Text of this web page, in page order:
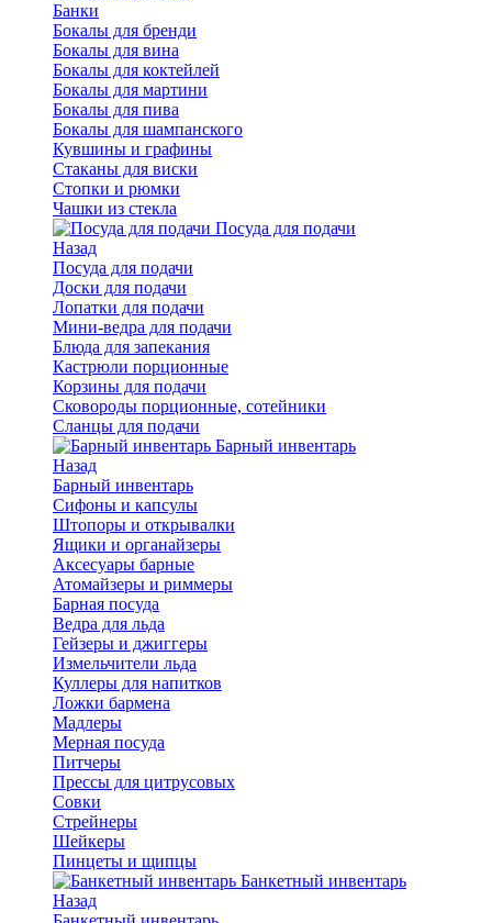
Банки
Бокалы для бренди
Бокалы для вина
Бокалы для коктейлей
Бокалы для мартини
Бокалы для пива
Бокалы для шампанского
Кувшины и графины
Стаканы для виски
Стопки и рюмки
Чашки из стекла
Посуда для подачи
Назад
Посуда для подачи
Доски для подачи
Лопатки для подачи
Мини-ведра для подачи
Блюда для запекания
Кастрюли порционные
Корзины для подачи
Сковороды порционные, сотейники
Сланцы для подачи
Барный инвентарь
Назад
Барный инвентарь
Сифоны и капсулы
Штопоры и открывалки
Ящики и органайзеры
Аксесуары барные
Атомайзеры и риммеры
Барная посуда
Ведра для льда
Гейзеры и джиггеры
Измельчители льда
Куллеры для напитков
Ложки бармена
Мадлеры
Мерная посуда
Питчеры
Прессы для цитрусовых
Совки
Стрейнеры
Шейкеры
Пинцеты и щипцы
Банкетный инвентарь
Назад